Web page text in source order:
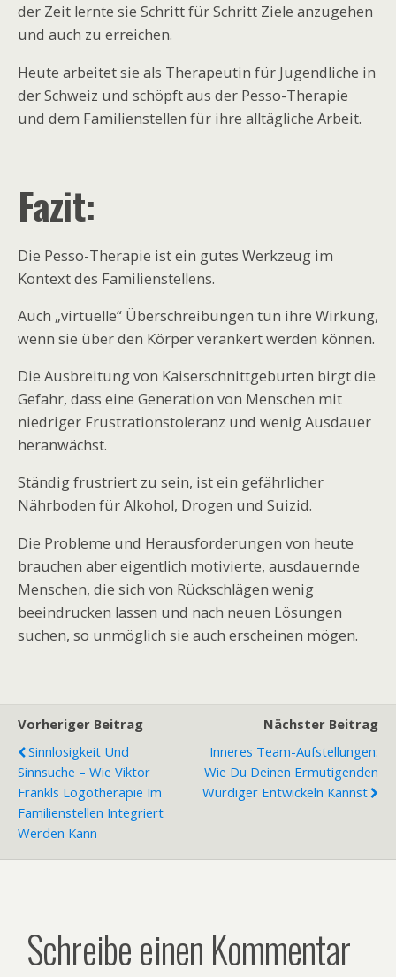
der Zeit lernte sie Schritt für Schritt Ziele anzugehen
und auch zu erreichen.
Heute arbeitet sie als Therapeutin für Jugendliche in
der Schweiz und schöpft aus der Pesso-Therapie
und dem Familienstellen für ihre alltägliche Arbeit.
Fazit:
Die Pesso-Therapie ist ein gutes Werkzeug im
Kontext des Familienstellens.
Auch „virtuelle“ Überschreibungen tun ihre Wirkung,
wenn sie über den Körper verankert werden können.
Die Ausbreitung von Kaiserschnittgeburten birgt die
Gefahr, dass eine Generation von Menschen mit
niedriger Frustrationstoleranz und wenig Ausdauer
heranwächst.
Ständig frustriert zu sein, ist ein gefährlicher
Nährboden für Alkohol, Drogen und Suizid.
Die Probleme und Herausforderungen von heute
brauchen aber eigentlich motivierte, ausdauernde
Menschen, die sich von Rückschlägen wenig
beeindrucken lassen und nach neuen Lösungen
suchen, so unmöglich sie auch erscheinen mögen.
Vorheriger Beitrag
Sinnlosigkeit Und
Sinnsuche – Wie Viktor
Frankls Logotherapie Im
Familienstellen Integriert
Werden Kann
Nächster Beitrag
Inneres Team-Aufstellungen:
Wie Du Deinen Ermutigenden
Würdiger Entwickeln Kannst
Schreibe einen Kommentar